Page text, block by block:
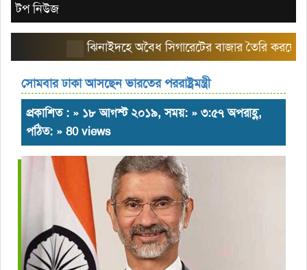
টপ নিউজ
ঝিনাইদহে অবৈধ সিগারেটের বাজার তৈরি করছে এরিয়া
সোমবার ঢাকা আসছেন ভারতের পররাষ্ট্রমন্ত্রী
প্রকাশিত : » ১৮ আগস্ট ২০১৯, সময়: » ৩:৫৭ অপরাহ্ণ,
পঠিত: » 80 views